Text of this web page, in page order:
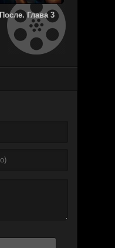
После. Глава 3